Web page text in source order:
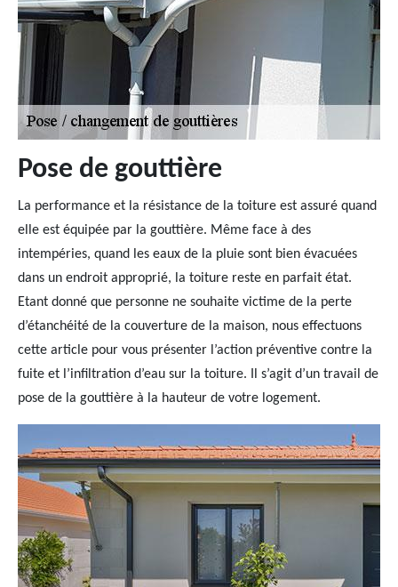
Pose de gouttière
La performance et la résistance de la toiture est assuré quand
elle est équipée par la gouttière. Même face à des
intempéries, quand les eaux de la pluie sont bien évacuées
dans un endroit approprié, la toiture reste en parfait état.
Etant donné que personne ne souhaite victime de la perte
d’étanchéité de la couverture de la maison, nous effectuons
cette article pour vous présenter l’action préventive contre la
fuite et l’infiltration d’eau sur la toiture. Il s’agit d’un travail de
pose de la gouttière à la hauteur de votre logement.